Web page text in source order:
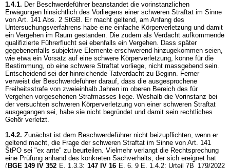
1.4.1. Der Beschwerdeführer beanstandet die vorinstanzlichen
Erwägungen hinsichtlich des Vorliegens einer schweren Straftat im Sinne
von Art. 141 Abs. 2 StGB. Er macht geltend, am Anfang des
Untersuchungsverfahrens habe eine einfache Körperverletzung und damit
ein Vergehen im Raum gestanden. Die zudem als Verdacht aufkommende
qualifizierte Führerflucht sei ebenfalls ein Vergehen. Dass später
gegebenenfalls subjektive Elemente erschwerend hinzugekommen seien,
wie etwa ein Vorsatz auf eine schwere Körperverletzung, könne für die
Bestimmung, ob eine schwere Straftat vorliege, nicht massgebend sein.
Entscheidend sei der hinreichende Tatverdacht zu Beginn. Ferner
verweist der Beschwerdeführer darauf, dass die ausgesprochene
Freiheitsstrafe von zweieinhalb Jahren im oberen Bereich des für
Vergehen vorgesehenen Strafmasses liege. Weshalb die Vorinstanz bei
der versuchten schweren Körperverletzung von einer schweren Straftat
ausgegangen sei, habe sie nicht begründet und damit sein rechtliches
Gehör verletzt.
1.4.2. Zunächst ist dem Beschwerdeführer nicht beizupflichten, wenn er
geltend macht, die Frage der schweren Straftat im Sinne von Art. 141
StPO sei "ex ante" zu beurteilen. Vielmehr verlangt die Rechtsprechung
eine Prüfung anhand des konkreten Sachverhalts, der sich ereignet hat
( BGE 149 IV 352 E. 1.3.3; 147 IV 16 E. 6, 9 E. 1.4.2; Urteil 7B_179/2022